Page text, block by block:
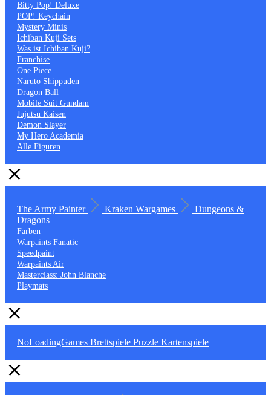
Bitty Pop! Deluxe
POP! Keychain
Mystery Minis
Ichiban Kuji Sets
Was ist Ichiban Kuji?
Franchise
One Piece
Naruto Shippuden
Dragon Ball
Mobile Suit Gundam
Jujutsu Kaisen
Demon Slayer
My Hero Academia
Alle Figuren
The Army Painter Kraken Wargames
Dungeons &
Dragons
Farben
Warpaints Fanatic
Speedpaint
Warpaints Air
Masterclass: John Blanche
Playmats
NoLoadingGames Brettspiele Puzzle Kartenspiele